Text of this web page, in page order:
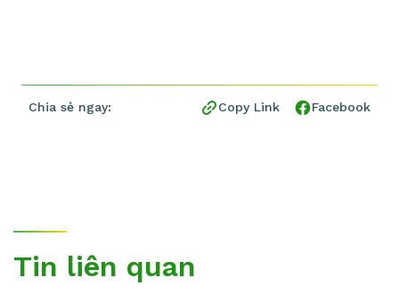
Chia sẻ ngay: Copy Link Facebook
Tin liên quan